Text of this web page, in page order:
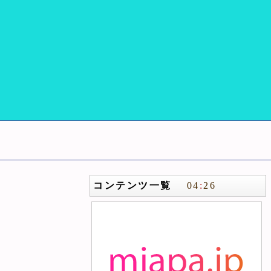
コンテンツ一覧 04 :26